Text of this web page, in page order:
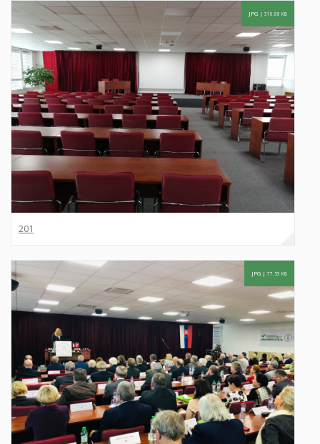
JPG | 310.88 KB
201
JPG | 77.53 KB